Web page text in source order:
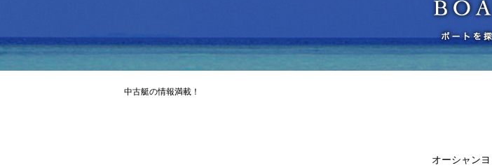
中古艇の情報満載！
オーシャンヨ